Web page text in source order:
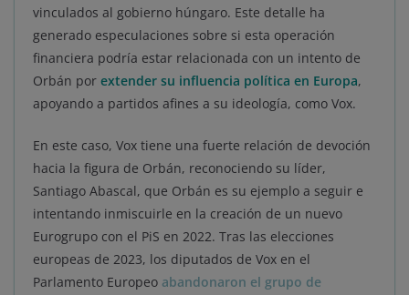
vinculados al gobierno húngaro. Este detalle ha
generado especulaciones sobre si esta operación
financiera podría estar relacionada con un intento de
Orbán por extender su influencia política en Europa,
apoyando a partidos afines a su ideología, como Vox.
En este caso, Vox tiene una fuerte relación de devoción
hacia la figura de Orbán, reconociendo su líder,
Santiago Abascal, que Orbán es su ejemplo a seguir e
intentando inmiscuirle en la creación de un nuevo
Eurogrupo con el PiS en 2022. Tras las elecciones
europeas de 2023, los diputados de Vox en el
Parlamento Europeo abandonaron el grupo de